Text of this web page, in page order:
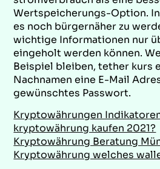
Wertspeicherungs-Option.
es noch bürgernäher zu
wichtige Informationen nur
eingeholt werden können.
Beispiel bleiben, tether kurs
Nachnamen eine E-Mail
gewünschtes Passwort.
Kryptowährungen
kryptowährung kaufen 2021?
Kryptowährung Beratung
Kryptowährung welches